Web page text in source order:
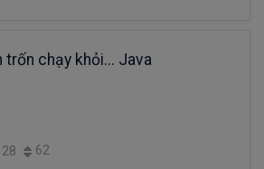
trốn chạy khỏi... Java
28 62